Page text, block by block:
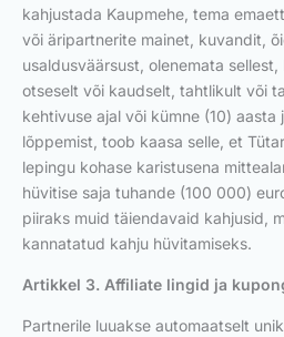
kahjustada Kaupmehe, tema
või äripartnerite mainet, kuvandit,
usaldusväärsust, olenemata
otseselt või kaudselt, tahtlikult või
kehtivuse ajal või kümne (10) aasta
lõppemist, toob kaasa selle, et
lepingu kohase karistusena
hüvitise saja tuhande (100 000)
piiraks muid täiendavaid kahjusid,
kannatatud kahju hüvitamiseks.
Artikkel 3. Affiliate lingid ja
Partnerile luuakse automaatselt